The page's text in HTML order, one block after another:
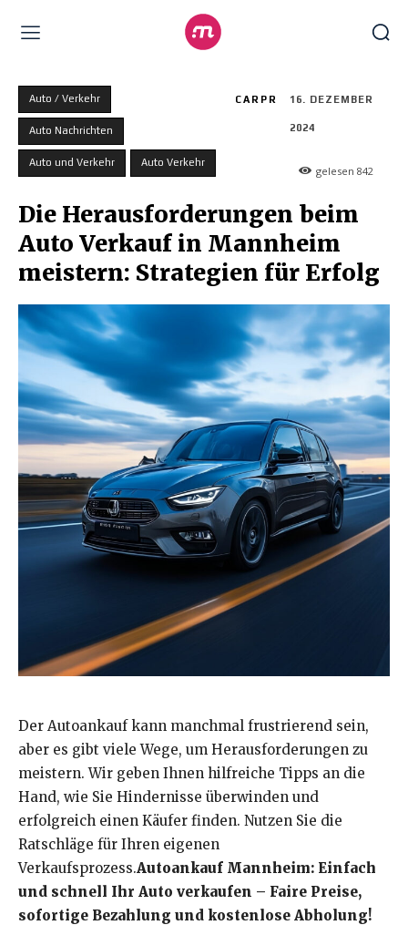
Auto / Verkehr
Auto Nachrichten
Auto und Verkehr Auto Verkehr
CARPR 16. DEZEMBER
2024
gelesen 842
Die Herausforderungen beim
Auto Verkauf in Mannheim
meistern: Strategien für Erfolg
Der Autoankauf kann manchmal frustrierend sein,
aber es gibt viele Wege, um Herausforderungen zu
meistern. Wir geben Ihnen hilfreiche Tipps an die
Hand, wie Sie Hindernisse überwinden und
erfolgreich einen Käufer finden. Nutzen Sie die
Ratschläge für Ihren eigenen
Verkaufsprozess.Autoankauf Mannheim: Einfach
und schnell Ihr Auto verkaufen – Faire Preise,
sofortige Bezahlung und kostenlose Abholung!